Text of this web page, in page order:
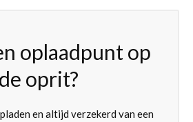
oplaadpunt op
de oprit?
en altijd verzekerd van een